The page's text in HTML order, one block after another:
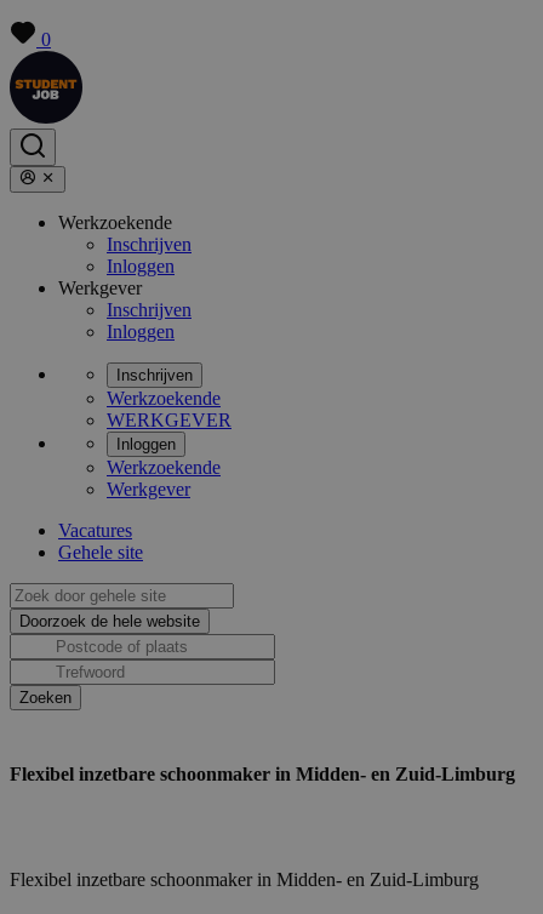
0
Werkzoekende
Inschrijven
Inloggen
Werkgever
Inschrijven
Inloggen
Inschrijven
Werkzoekende
WERKGEVER
Inloggen
Werkzoekende
Werkgever
Vacatures
Gehele site
Flexibel inzetbare schoonmaker in Midden- en Zuid-Limburg
Flexibel inzetbare schoonmaker in Midden- en Zuid-Limburg